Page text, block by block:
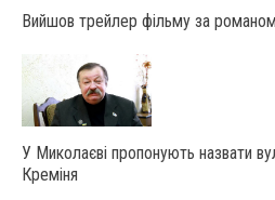
Вийшов трейлер фільму за
У Миколаєві пропонують назвати
Креміня